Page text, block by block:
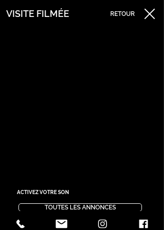
VISITE FILMÉE RETOUR
ACTIVEZ VOTRE SON
TOUTES LES ANNONCES